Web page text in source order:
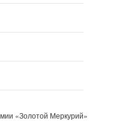
«Золотой Меркурий»